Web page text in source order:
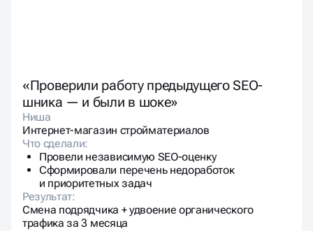
«Проверили работу предыдущего SEO-
шника — и были в шоке»
Ниша
Интернет-магазин стройматериалов
Что сделали:
Провели независимую SEO-оценку
Сформировали перечень недоработок
и приоритетных задач
Результат:
Смена подрядчика + удвоение органического
трафика за 3 месяца